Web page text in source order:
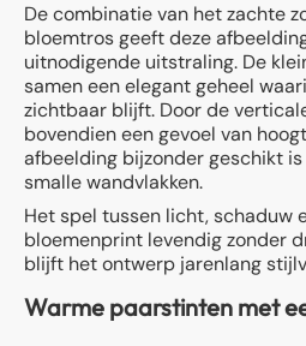
De combinatie van het zachte
bloemtros geeft deze
uitnodigende uitstraling. De
samen een elegant geheel
zichtbaar blijft. Door de
bovendien een gevoel van
afbeelding bijzonder geschikt
smalle wandvlakken.
Het spel tussen licht, schaduw
bloemenprint levendig zonder
blijft het ontwerp jarenlang
Warme paarstinten met